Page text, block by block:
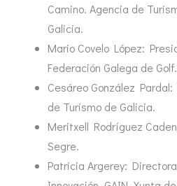
Camino. Agencia de
Galicia.
Mario Covelo López:
Federación Galega de Golf.
Cesáreo González
de Turismo de Galicia.
Meritxell Rodríguez
Segre.
Patricia Argerey: